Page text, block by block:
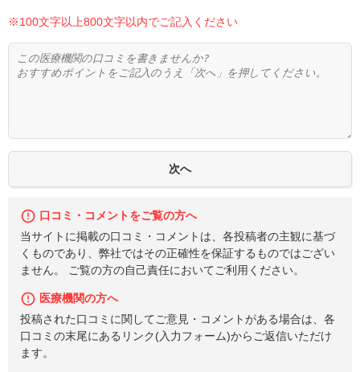
※100文字以上800文字以内でご記入ください
口コミ・コメントをご覧の方へ
当サイトに掲載の口コミ・コメントは、各投稿者の主観に基づ
くものであり、弊社ではその正確性を保証するものではござい
ません。 ご覧の方の自己責任においてご利用ください。
医療機関の方へ
投稿された口コミに関してご意見・コメントがある場合は、各
口コミの末尾にあるリンク(入力フォーム)からご返信いただけ
ます。